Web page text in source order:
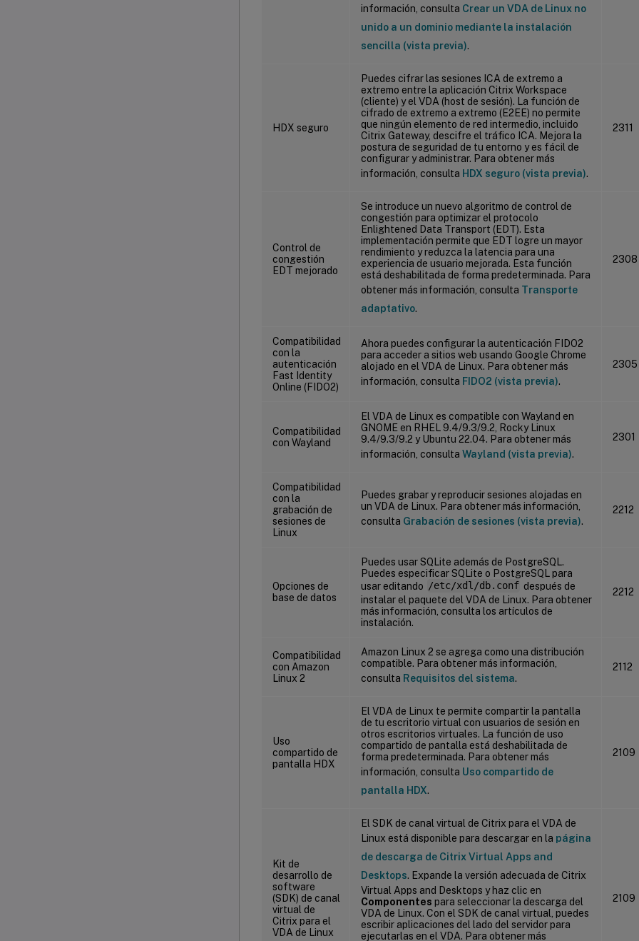
información, consulta Crear un VDA de Linux no
unido a un dominio mediante la instalación
sencilla (vista previa).
HDX seguro
Puedes cifrar las sesiones ICA de extremo a
extremo entre la aplicación Citrix Workspace
(cliente) y el VDA (host de sesión). La función de
cifrado de extremo a extremo (E2EE) no permite
que ningún elemento de red intermedio, incluido
Citrix Gateway, descifre el tráfico ICA. Mejora la
postura de seguridad de tu entorno y es fácil de
configurar y administrar. Para obtener más
información, consulta HDX seguro (vista previa).
2311
Control de
congestión
EDT mejorado
Se introduce un nuevo algoritmo de control de
congestión para optimizar el protocolo
Enlightened Data Transport (EDT). Esta
implementación permite que EDT logre un mayor
rendimiento y reduzca la latencia para una
experiencia de usuario mejorada. Esta función
está deshabilitada de forma predeterminada. Para
obtener más información, consulta Transporte
adaptativo.
2308
Compatibilidad
con la
autenticación
Fast Identity
Online (FIDO2)
Ahora puedes configurar la autenticación FIDO2
para acceder a sitios web usando Google Chrome
alojado en el VDA de Linux. Para obtener más
información, consulta FIDO2 (vista previa).
2305
Compatibilidad
con Wayland
El VDA de Linux es compatible con Wayland en
GNOME en RHEL 9.4/9.3/9.2, Rocky Linux
9.4/9.3/9.2 y Ubuntu 22.04. Para obtener más
información, consulta Wayland (vista previa).
2301
Compatibilidad
con la
grabación de
sesiones de
Linux
Puedes grabar y reproducir sesiones alojadas en
un VDA de Linux. Para obtener más información,
consulta Grabación de sesiones (vista previa).
2212
Opciones de
base de datos
Puedes usar SQLite además de PostgreSQL.
Puedes especificar SQLite o PostgreSQL para
usar editando /etc/xdl/db.conf después de
instalar el paquete del VDA de Linux. Para obtener
más información, consulta los artículos de
instalación.
2212
Compatibilidad
con Amazon
Linux 2
Amazon Linux 2 se agrega como una distribución
compatible. Para obtener más información,
consulta Requisitos del sistema.
2112
Uso
compartido de
pantalla HDX
El VDA de Linux te permite compartir la pantalla
de tu escritorio virtual con usuarios de sesión en
otros escritorios virtuales. La función de uso
compartido de pantalla está deshabilitada de
forma predeterminada. Para obtener más
información, consulta Uso compartido de
pantalla HDX.
2109
Kit de
desarrollo de
software
(SDK) de canal
virtual de
Citrix para el
VDA de Linux
El SDK de canal virtual de Citrix para el VDA de
Linux está disponible para descargar en la página
de descarga de Citrix Virtual Apps and
Desktops. Expande la versión adecuada de Citrix
Virtual Apps and Desktops y haz clic en
Componentes para seleccionar la descarga del
VDA de Linux. Con el SDK de canal virtual, puedes
escribir aplicaciones del lado del servidor para
ejecutarlas en el VDA. Para obtener más
2109